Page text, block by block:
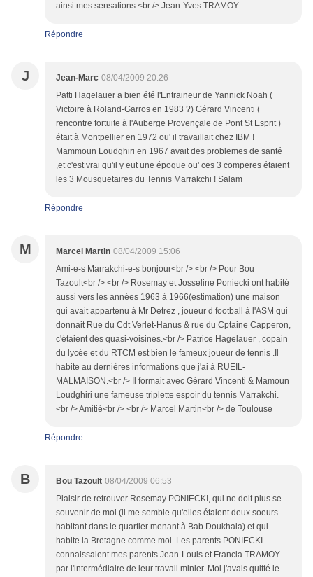
ainsi mes sensations.<br /> Jean-Yves TRAMOY.
Répondre
J Jean-Marc 08/04/2009 20:26
Patti Hagelauer a bien été l'Entraineur de Yannick Noah (
Victoire à Roland-Garros en 1983 ?) Gérard Vincenti (
rencontre fortuite à l'Auberge Provençale de Pont St Esprit )
était à Montpellier en 1972 ou' il travaillait chez IBM !
Mammoun Loudghiri en 1967 avait des problemes de santé
,et c'est vrai qu'il y eut une époque ou' ces 3 comperes étaient
les 3 Mousquetaires du Tennis Marrakchi ! Salam
Répondre
M Marcel Martin 08/04/2009 15:06
Ami-e-s Marrakchi-e-s bonjour<br /> <br /> Pour Bou
Tazoult<br /> <br /> Rosemay et Josseline Poniecki ont habité
aussi vers les années 1963 à 1966(estimation) une maison
qui avait appartenu à Mr Detrez , joueur d football à l'ASM qui
donnait Rue du Cdt Verlet-Hanus & rue du Cptaine Capperon,
c'étaient des quasi-voisines.<br /> Patrice Hagelauer , copain
du lycée et du RTCM est bien le fameux joueur de tennis .Il
habite au dernières informations que j'ai à RUEIL-
MALMAISON.<br /> Il formait avec Gérard Vincenti & Mamoun
Loudghiri une fameuse triplette espoir du tennis Marrakchi.
<br /> Amitié<br /> <br /> Marcel Martin<br /> de Toulouse
Répondre
B Bou Tazoult 08/04/2009 06:53
Plaisir de retrouver Rosemay PONIECKI, qui ne doit plus se
souvenir de moi (il me semble qu'elles étaient deux soeurs
habitant dans le quartier menant à Bab Doukhala) et qui
habite la Bretagne comme moi. Les parents PONIECKI
connaissaient mes parents Jean-Louis et Francia TRAMOY
par l'intermédiaire de leur travail minier. Moi j'avais quitté le